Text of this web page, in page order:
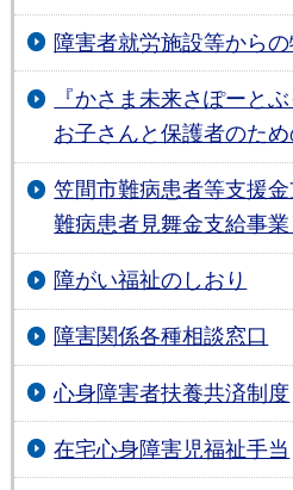
障害者就労施設等から
『かさま未来さぽーと
お子さんと保護者のた
笠間市難病患者等支援
難病患者見舞金支給事業
障がい福祉のしおり
障害関係各種相談窓口
心身障害者扶養共済制度
在宅心身障害児福祉手当